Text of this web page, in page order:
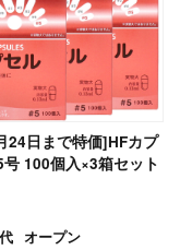
24日まで特価]HFカプ
100個入×3箱セット
オープン